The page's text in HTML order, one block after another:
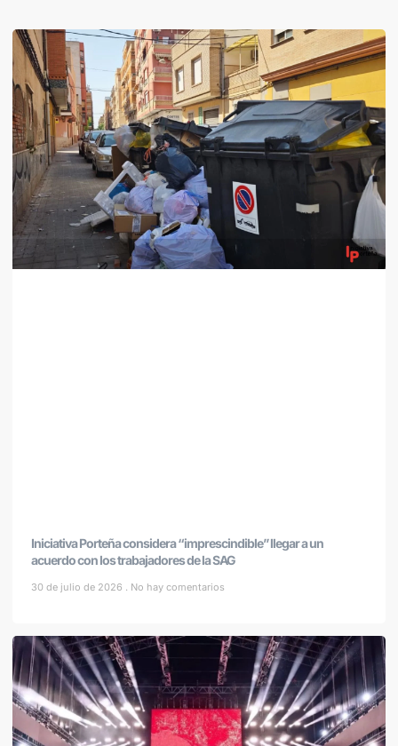
Iniciativa Porteña considera “imprescindible” llegar a un
acuerdo con los trabajadores de la SAG
30 de julio de 2026 No hay comentarios